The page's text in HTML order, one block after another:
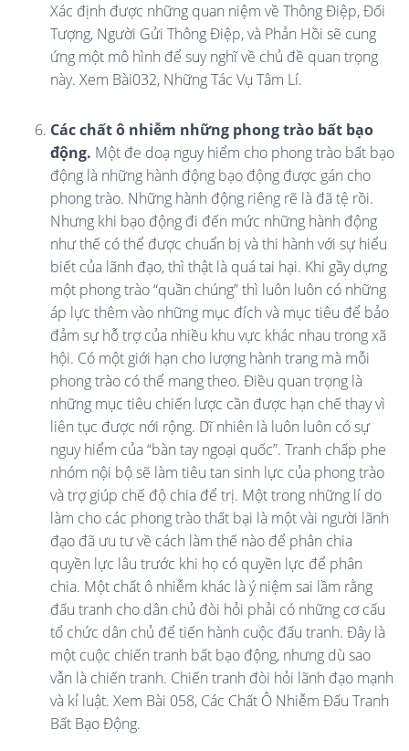
Xác định được những quan niệm về Thông Điệp, Đối
Tượng, Người Gửi Thông Điệp, và Phản Hồi sẽ cung
ứng một mô hình để suy nghĩ về chủ đề quan trọng
này. Xem Bài032, Những Tác Vụ Tâm Lí.
Các chất ô nhiễm những phong trào bất bạo
động. Một đe doạ nguy hiểm cho phong trào bất bạo
động là những hành động bạo động được gán cho
phong trào. Những hành động riêng rẽ là đã tệ rồi.
Nhưng khi bạo động đi đến mức những hành động
như thế có thể được chuẩn bị và thi hành với sự hiểu
biết của lãnh đạo, thì thật là quá tai hại. Khi gầy dựng
một phong trào “quần chúng” thì luôn luôn có những
áp lực thêm vào những mục đích và mục tiêu để bảo
đảm sự hỗ trợ của nhiều khu vực khác nhau trong xã
hội. Có một giới hạn cho lượng hành trang mà mỗi
phong trào có thể mang theo. Điều quan trọng là
những mục tiêu chiến lược cần được hạn chế thay vì
liên tục được nới rộng. Dĩ nhiên là luôn luôn có sự
nguy hiểm của “bàn tay ngoại quốc”. Tranh chấp phe
nhóm nội bộ sẽ làm tiêu tan sinh lực của phong trào
và trợ giúp chế độ chia để trị. Một trong những lí do
làm cho các phong trào thất bại là một vài người lãnh
đạo đã ưu tư về cách làm thế nào để phân chia
quyền lực lâu trước khi họ có quyền lực để phân
chia. Một chất ô nhiễm khác là ý niệm sai lầm rằng
đấu tranh cho dân chủ đòi hỏi phải có những cơ cấu
tổ chức dân chủ để tiến hành cuộc đấu tranh. Đây là
một cuộc chiến tranh bất bạo động, nhưng dù sao
vẫn là chiến tranh. Chiến tranh đòi hỏi lãnh đạo mạnh
và kỉ luật. Xem Bài 058, Các Chất Ô Nhiễm Đấu Tranh
Bất Bạo Động.